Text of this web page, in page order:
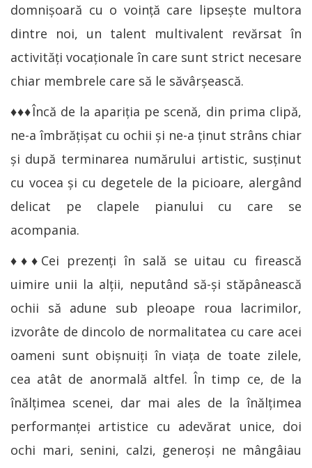
domnișoară cu o voință care lipsește multora
dintre noi, un talent multivalent revărsat în
activități vocaționale în care sunt strict necesare
chiar membrele care să le săvârșească.
♦♦♦Încă de la apariția pe scenă, din prima clipă,
ne-a îmbrățișat cu ochii și ne-a ținut strâns chiar
și după terminarea numărului artistic, susținut
cu vocea și cu degetele de la picioare, alergând
delicat pe clapele pianului cu care se
acompania.
♦♦♦Cei prezenți în sală se uitau cu firească
uimire unii la alții, neputând să-și stăpânească
ochii să adune sub pleoape roua lacrimilor,
izvorâte de dincolo de normalitatea cu care acei
oameni sunt obișnuiți în viața de toate zilele,
cea atât de anormală altfel. În timp ce, de la
înălțimea scenei, dar mai ales de la înălțimea
performanței artistice cu adevărat unice, doi
ochi mari, senini, calzi, generoși ne mângâiau